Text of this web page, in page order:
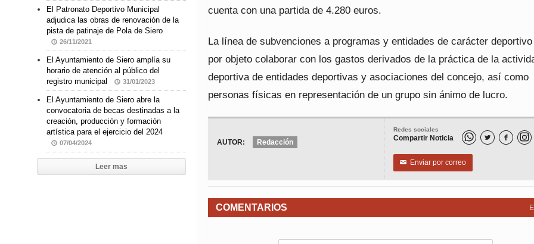
cuenta con una partida de 4.280 euros.
La línea de subvenciones a programas y entidades de carácter
por objeto colaborar con los gastos derivados de la práctica de la
deportiva de entidades deportivas y asociaciones del concejo, así como
personas físicas en representación de un grupo sin ánimo de lucro.
Redes sociales
Compartir Noticia  
✉ Enviar por correo
AUTOR: Redacción
COMENTARIOS
El Patronato Deportivo Municipal
adjudica las obras de renovación de la
pista de patinaje de Pola de Siero
26/11/2021
El Ayuntamiento de Siero amplía su
horario de atención al público del
registro municipal
31/01/2023
El Ayuntamiento de Siero abre la
convocatoria de becas destinadas a la
creación, producción y formación
artística para el ejercicio del 2024
07/04/2024
Leer mas